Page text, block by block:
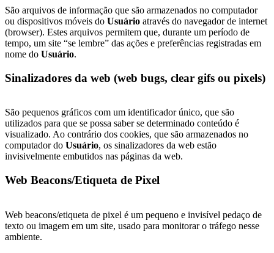
São arquivos de informação que são armazenados no computador
ou dispositivos móveis do Usuário através do navegador de internet
(browser). Estes arquivos permitem que, durante um período de
tempo, um site “se lembre” das ações e preferências registradas em
nome do Usuário.
Sinalizadores da web (web bugs, clear gifs ou pixels)
São pequenos gráficos com um identificador único, que são
utilizados para que se possa saber se determinado conteúdo é
visualizado. Ao contrário dos cookies, que são armazenados no
computador do Usuário, os sinalizadores da web estão
invisivelmente embutidos nas páginas da web.
Web Beacons/Etiqueta de Pixel
Web beacons/etiqueta de pixel é um pequeno e invisível pedaço de
texto ou imagem em um site, usado para monitorar o tráfego nesse
ambiente.